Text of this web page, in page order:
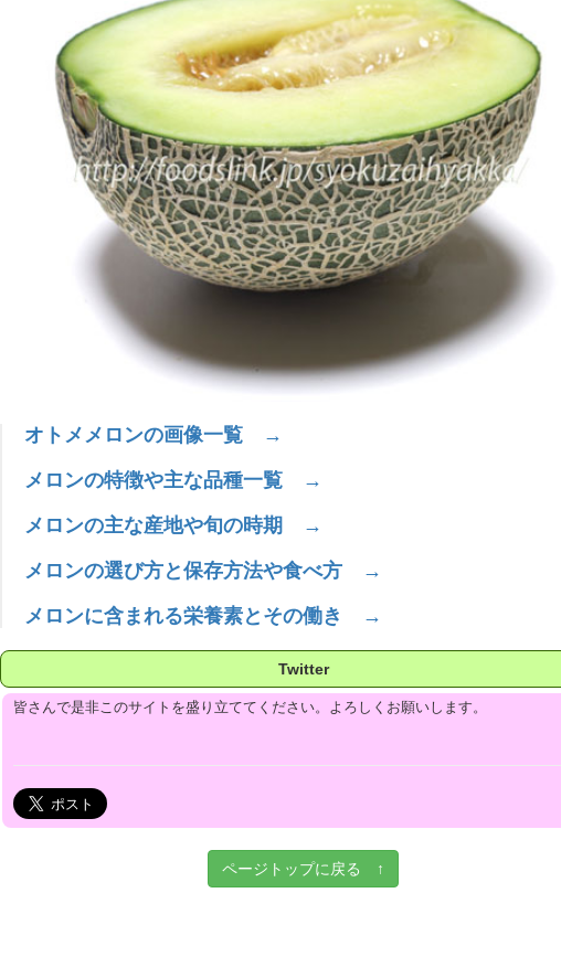
オトメメロンの画像一覧 →
メロンの特徴や主な品種一覧 →
メロンの主な産地や旬の時期 →
メロンの選び方と保存方法や食べ方 →
メロンに含まれる栄養素とその働き →
Twitter
皆さんで是非このサイトを盛り立ててください。よろしくお願いします。
ページトップに戻る ↑